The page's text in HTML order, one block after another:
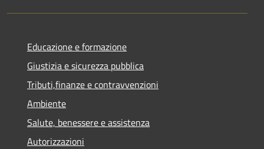
Educazione e formazione
Giustizia e sicurezza pubblica
Tributi,finanze e contravvenzioni
Ambiente
Salute, benessere e assistenza
Autorizzazioni